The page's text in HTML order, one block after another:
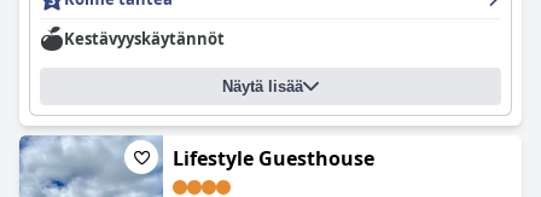
Kestävyyskäytännöt
Näytä lisää
Lifestyle Guesthouse